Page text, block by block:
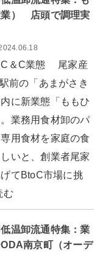
業） 店頭で調理実
＆C業態 尾家産
前の「あまがさき
に新業態「ももひ
業務用食材卸のパ
用食材を家庭の食
いと、創業者尾家
てBtoC市場に挑
温卸流通特集：業
南京町（オーデ